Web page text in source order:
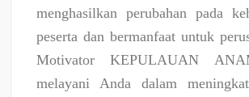
menghasilkan perubahan pada
peserta dan bermanfaat untuk
Motivator KEPULAUAN
melayani Anda dalam